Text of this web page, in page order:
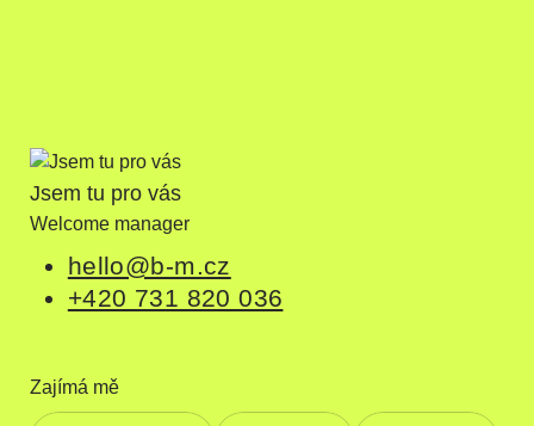
Jsem tu pro vás
Welcome manager
hello@b-m.cz
+420 731 820 036
Zajímá mě